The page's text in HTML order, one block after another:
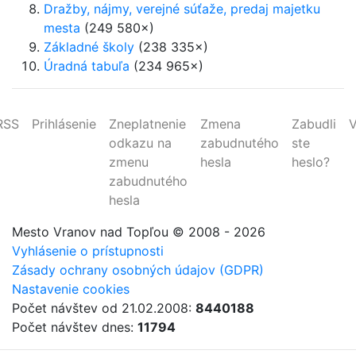
Dražby, nájmy, verejné súťaže, predaj majetku
mesta (249 580×)
Základné školy (238 335×)
Úradná tabuľa (234 965×)
Prihlásenie
Zneplatnenie
odkazu na
zmenu
zabudnutého
hesla
Zmena
zabudnutého
hesla
Zabudli
ste
heslo?
Mesto Vranov nad Topľou © 2008 - 2026
Vyhlásenie o prístupnosti
Zásady ochrany osobných údajov (GDPR)
Nastavenie cookies
Počet návštev od 21.02.2008: 8440188
Počet návštev dnes: 11794